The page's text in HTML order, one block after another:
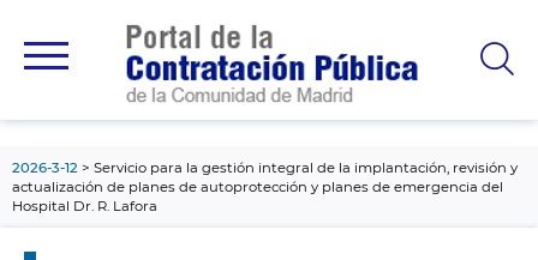
principal
2026-3-12
Servicio para la gestión integral de la implantación, revisión y
actualización de planes de autoprotección y planes de emergencia del
Hospital Dr. R. Lafora